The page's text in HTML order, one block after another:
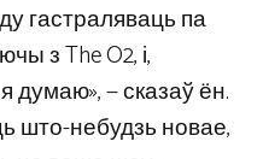
гастраляваць па
з The O2, і,
думаю», — сказаў ён.
што-небудзь новае,